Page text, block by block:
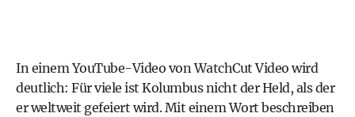
In einem YouTube-Video von WatchCut Video wird
deutlich: Für viele ist Kolumbus nicht der Held, als der
er weltweit gefeiert wird. Mit einem Wort beschreiben